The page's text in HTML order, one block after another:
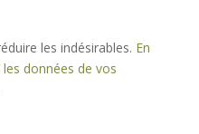
les indésirables. En
données de vos